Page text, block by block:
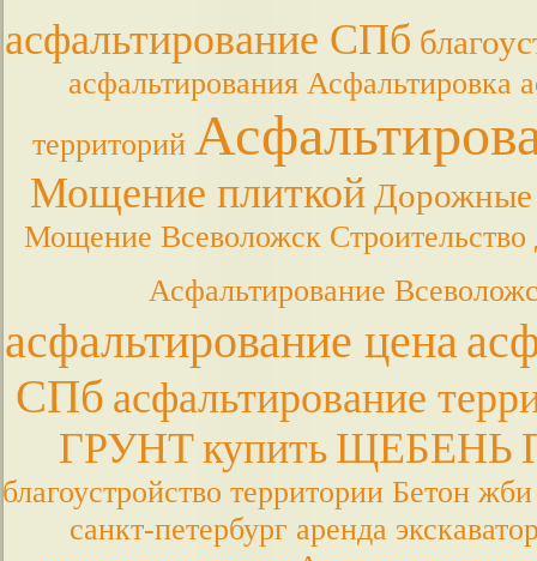
асфальтирование СПб
асфальтирования Асфальтировка
территорий
Мощение плиткой Дорожные
Мощение Всеволожск Строительство
Асфальтирование
асфальтирование цена
СПб асфальтирование
ГРУНТкупить ЩЕБЕНЬ
благоустройство территории Бетон жби
санкт-петербург аренда